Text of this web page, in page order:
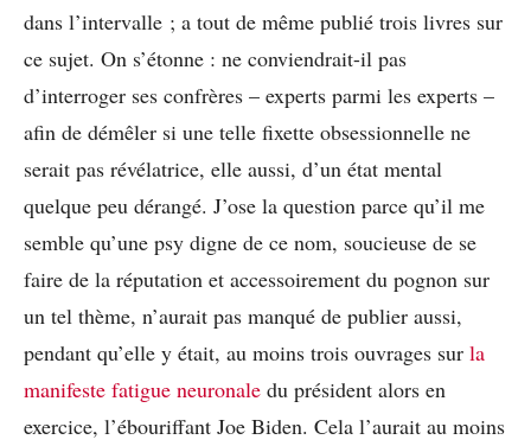
dans l’intervalle ; a tout de même publié trois livres sur
ce sujet. On s’étonne : ne conviendrait-il pas
d’interroger ses confrères – experts parmi les experts –
afin de démêler si une telle fixette obsessionnelle ne
serait pas révélatrice, elle aussi, d’un état mental
quelque peu dérangé. J’ose la question parce qu’il me
semble qu’une psy digne de ce nom, soucieuse de se
faire de la réputation et accessoirement du pognon sur
un tel thème, n’aurait pas manqué de publier aussi,
pendant qu’elle y était, au moins trois ouvrages sur la
manifeste fatigue neuronale du président alors en
exercice, l’ébouriffant Joe Biden. Cela l’aurait au moins